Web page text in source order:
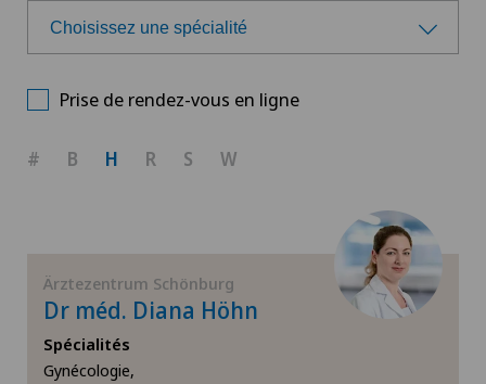
Choisissez une spécialité
Prise de rendez-vous en ligne
# B H R S W
Ärztezentrum Schönburg
Dr méd. Diana Höhn
Spécialités
Gynécologie,